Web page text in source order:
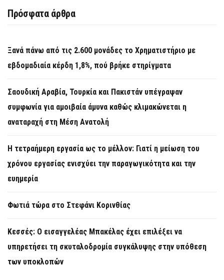
Πρόσφατα άρθρα
Ξανά πάνω από τις 2.600 μονάδες το Χρηματιστήριο με
εβδομαδιαία κέρδη 1,8%, πού βρήκε στηρίγματα
Σαουδική Αραβία, Τουρκία και Πακιστάν υπέγραψαν
συμφωνία για αμοιβαία άμυνα καθώς κλιμακώνεται η
αναταραχή στη Μέση Ανατολή
Η τετραήμερη εργασία ως το μέλλον: Γιατί η μείωση του
χρόνου εργασίας ενισχύει την παραγωγικότητα και την
ευημερία
Φωτιά τώρα στο Στεφάνι Κορινθίας
Κεσσές: Ο εισαγγελέας Μπακέλας έχει επιλέξει να
υπηρετήσει τη σκυταλοδρομία συγκάλυψης στην υπόθεση
των υποκλοπών